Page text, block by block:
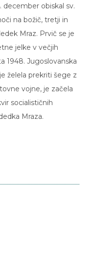
december obiskal sv.
na božič, tretji in
Mraz. Prvič se je
jelke v večjih
1948. Jugoslovanska
želela prekriti šege z
vojne, je začela
socialističnih
Mraza.